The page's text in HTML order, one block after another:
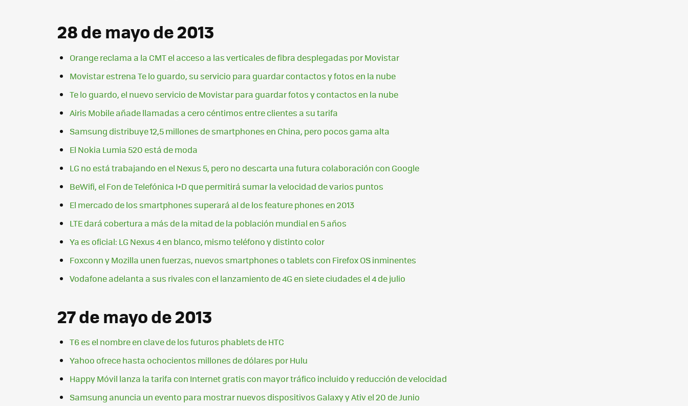
28 de mayo de 2013
Orange reclama a la CMT el acceso a las verticales de fibra desplegadas por Movistar
Movistar estrena Te lo guardo, su servicio para guardar contactos y fotos en la nube
Te lo guardo, el nuevo servicio de Movistar para guardar fotos y contactos en la nube
Airis Mobile añade llamadas a cero céntimos entre clientes a su tarifa
Samsung distribuye 12,5 millones de smartphones en China, pero pocos gama alta
El Nokia Lumia 520 está de moda
LG no está trabajando en el Nexus 5, pero no descarta una futura colaboración con Google
BeWifi, el Fon de Telefónica I+D que permitirá sumar la velocidad de varios puntos
El mercado de los smartphones superará al de los feature phones en 2013
LTE dará cobertura a más de la mitad de la población mundial en 5 años
Ya es oficial: LG Nexus 4 en blanco, mismo teléfono y distinto color
Foxconn y Mozilla unen fuerzas, nuevos smartphones o tablets con Firefox OS inminentes
Vodafone adelanta a sus rivales con el lanzamiento de 4G en siete ciudades el 4 de julio
27 de mayo de 2013
T6 es el nombre en clave de los futuros phablets de HTC
Yahoo ofrece hasta ochocientos millones de dólares por Hulu
Happy Móvil lanza la tarifa con Internet gratis con mayor tráfico incluido y reducción de velocidad
Samsung anuncia un evento para mostrar nuevos dispositivos Galaxy y Ativ el 20 de Junio